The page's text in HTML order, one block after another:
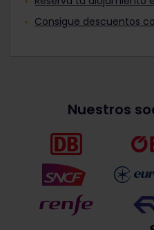
Consigue descuentos
Nuestros